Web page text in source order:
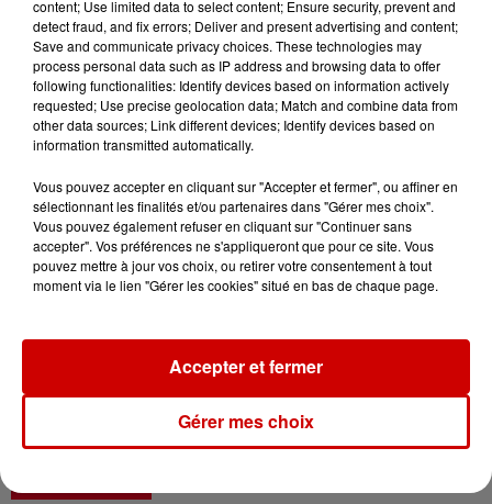
Jeux Voir plus
Le Duel - Gagnez vos entrées
pour l'un des zoos de nos
régions !
Gagnez vos places pour le
Festival du Roi Arthur 2026 !
Gagnez vos entrées pour le
Musée du Sport Automobile au
Mans !
content; Use limited data to select content; Ensure security, prevent and
detect fraud, and fix errors; Deliver and present advertising and content;
Save and communicate privacy choices. These technologies may
process personal data such as IP address and browsing data to offer
following functionalities: Identify devices based on information actively
requested; Use precise geolocation data; Match and combine data from
other data sources; Link different devices; Identify devices based on
information transmitted automatically.
Vous pouvez accepter en cliquant sur "Accepter et fermer", ou affiner en
sélectionnant les finalités et/ou partenaires dans "Gérer mes choix".
Vous pouvez également refuser en cliquant sur "Continuer sans
accepter". Vos préférences ne s'appliqueront que pour ce site. Vous
pouvez mettre à jour vos choix, ou retirer votre consentement à tout
moment via le lien "Gérer les cookies" situé en bas de chaque page.
Gérer mes choix
Accepter et fermer